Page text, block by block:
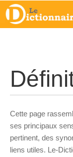
Cette page
ses principaux
pertinent, des
liens utiles. Le-